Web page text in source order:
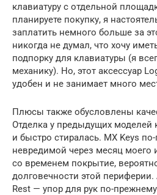
клавиатуру с отдельной
планируете покупку, я
заплатить немного больше за
никогда не думал, что хочу
подпорку для клавиатуры (я
механику). Но, этот аксессуар
удобен и не занимает много
Плюсы также обусловлены
Отделка у предыдущих моделей
и быстро стиралась. MX Keys
невредимой через месяц моего
со временем покрытие,
долговечности этой
Rest — упор для рук по-